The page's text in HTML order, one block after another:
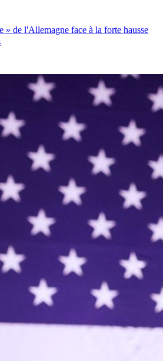
» de l'Allemagne face à la forte hausse